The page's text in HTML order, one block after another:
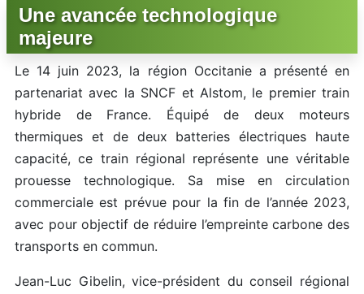
Une avancée technologique
majeure
Le 14 juin 2023, la région Occitanie a présenté en
partenariat avec la SNCF et Alstom, le premier train
hybride de France. Équipé de deux moteurs
thermiques et de deux batteries électriques haute
capacité, ce train régional représente une véritable
prouesse technologique. Sa mise en circulation
commerciale est prévue pour la fin de l’année 2023,
avec pour objectif de réduire l’empreinte carbone des
transports en commun.
Jean-Luc Gibelin, vice-président du conseil régional